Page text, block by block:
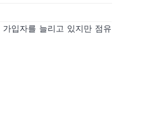
가입자를 늘리고 있지만 점유